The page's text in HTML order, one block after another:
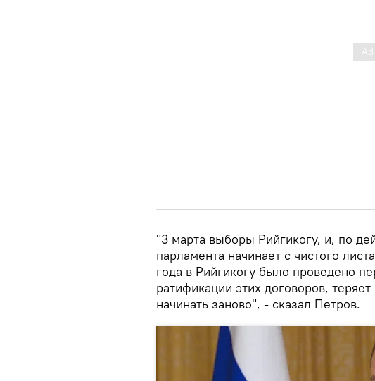
"3 марта выборы Рийгикогу, и, по
парламента начинает с чистого
года в Рийгикогу было проведено
ратификации этих договоров,
начинать заново", - сказал Петров.